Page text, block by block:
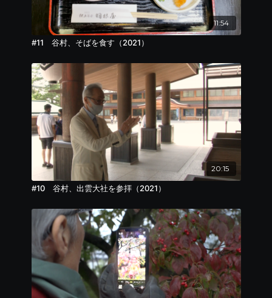
11:54
#11 谷村、そばを食す（2021）
20:15
#10 谷村、出雲大社を参拝（2021）